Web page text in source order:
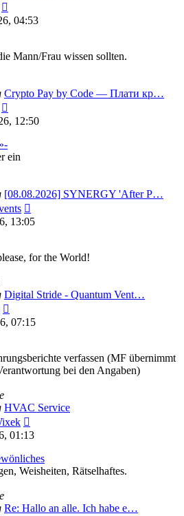
Beitrag
04:53
Mann/Frau wissen sollten.
Crypto Pay by Code — Плати кр…
Beitrag
12:50
ein
[08.08.2026] SYNERGY 'After P…
Beitrag
13:05
for the World!
Digital Stride - Quantum Vent…
Beitrag
07:15
verfassen (MF übernimmt
bei den Angaben)
HVAC Service
Beitrag
01:13
Weisheiten, Rätselhaftes.
Re: Hallo an alle. Ich habe e…